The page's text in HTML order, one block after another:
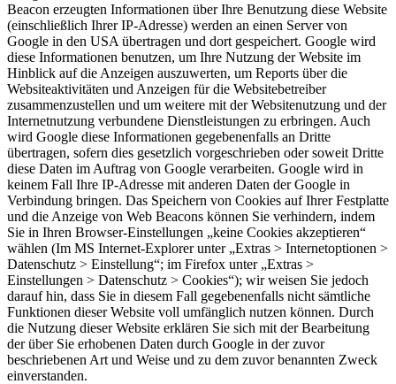
Beacon erzeugten Informationen über Ihre Benutzung diese Website
(einschließlich Ihrer IP-Adresse) werden an einen Server von
Google in den USA übertragen und dort gespeichert. Google wird
diese Informationen benutzen, um Ihre Nutzung der Website im
Hinblick auf die Anzeigen auszuwerten, um Reports über die
Websiteaktivitäten und Anzeigen für die Websitebetreiber
zusammenzustellen und um weitere mit der Websitenutzung und der
Internetnutzung verbundene Dienstleistungen zu erbringen. Auch
wird Google diese Informationen gegebenenfalls an Dritte
übertragen, sofern dies gesetzlich vorgeschrieben oder soweit Dritte
diese Daten im Auftrag von Google verarbeiten. Google wird in
keinem Fall Ihre IP-Adresse mit anderen Daten der Google in
Verbindung bringen. Das Speichern von Cookies auf Ihrer Festplatte
und die Anzeige von Web Beacons können Sie verhindern, indem
Sie in Ihren Browser-Einstellungen „keine Cookies akzeptieren“
wählen (Im MS Internet-Explorer unter „Extras > Internetoptionen >
Datenschutz > Einstellung“; im Firefox unter „Extras >
Einstellungen > Datenschutz > Cookies“); wir weisen Sie jedoch
darauf hin, dass Sie in diesem Fall gegebenenfalls nicht sämtliche
Funktionen dieser Website voll umfänglich nutzen können. Durch
die Nutzung dieser Website erklären Sie sich mit der Bearbeitung
der über Sie erhobenen Daten durch Google in der zuvor
beschriebenen Art und Weise und zu dem zuvor benannten Zweck
einverstanden.